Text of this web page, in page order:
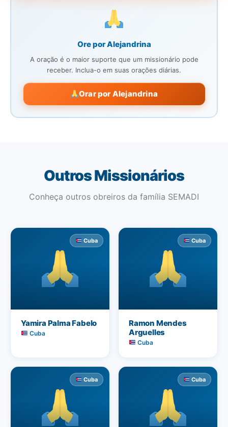
Ore por Alejandrina
A oração é o maior suporte que um missionário pode
receber. Inclua-o em suas orações diárias.
Orar por Alejandrina
Outros Missionários
Conheça outros obreiros da família SEMADI
Cuba
Yamira Palma Fabelo
Cuba
Cuba
Ramon Mendes
Arguelles
Cuba
Cuba Cuba